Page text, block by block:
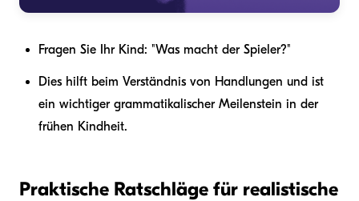
Fragen Sie Ihr Kind: "Was macht der Spieler?"
Dies hilft beim Verständnis von Handlungen und ist
ein wichtiger grammatikalischer Meilenstein in der
frühen Kindheit.
Praktische Ratschläge für realistische